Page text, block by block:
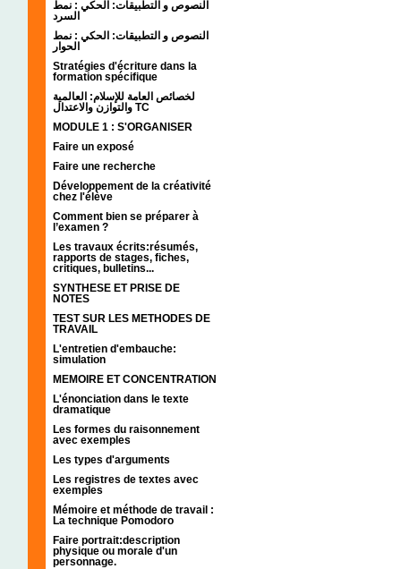
النصوص و التطبيقات: الحكي : نمط
السرد
النصوص و التطبيقات: الحكي : نمط
الحوار
Stratégies d'écriture dans la
formation spécifique
لخصائص العامة للإسلام: العالمية
والتوازن والاعتدال TC
MODULE 1 : S'ORGANISER
Faire un exposé
Faire une recherche
Développement de la créativité
chez l'élève
Comment bien se préparer à
l’examen ?
Les travaux écrits:résumés,
rapports de stages, fiches,
critiques, bulletins...
SYNTHESE ET PRISE DE
NOTES
TEST SUR LES METHODES DE
TRAVAIL
L'entretien d'embauche:
simulation
MEMOIRE ET CONCENTRATION
L'énonciation dans le texte
dramatique
Les formes du raisonnement
avec exemples
Les types d'arguments
Les registres de textes avec
exemples
Mémoire et méthode de travail :
La technique Pomodoro
Faire portrait:description
physique ou morale d'un
personnage.